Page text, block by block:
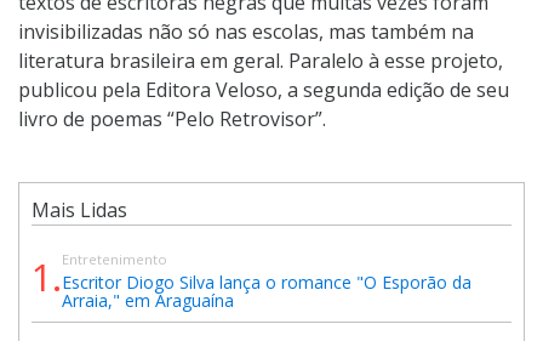
invisibilizadas não só nas escolas, mas também na
literatura brasileira em geral. Paralelo à esse projeto,
publicou pela Editora Veloso, a segunda edição de seu
livro de poemas “Pelo Retrovisor”.
Mais Lidas
1. Entretenimento
Escritor Diogo Silva lança o romance "O Esporão da
Arraia," em Araguaína